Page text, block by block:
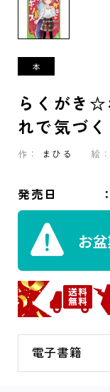
らくがき☆
れで気づ
作： まひる 絵：
発売日
電子書籍